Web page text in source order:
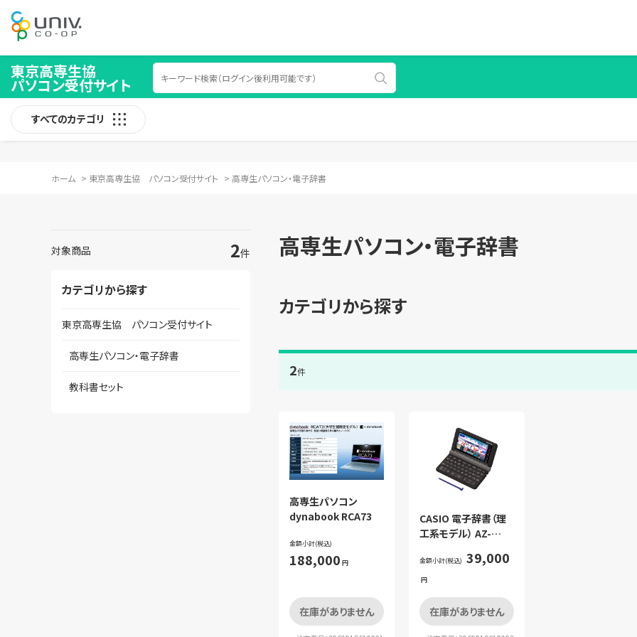
東京高専生協
パソコン受付サイト
すべてのカテゴリ
ホーム > 東京高専生協 パソコン受付サイト > 高専生パソコン・電子辞書
対象商品 2件
カテゴリから探す
東京高専生協 パソコン受付サイト
高専生パソコン・電子辞書
教科書セット
高専生パソコン・電子辞書
カテゴリから探す
2件
高専生パソコン
dynabook RCA73
金額小計(税込)
188,000 円
在庫がありません
CASIO 電子辞書（理
工系モデル） AZ-
金額小計(税込) 39,000
円
在庫がありません